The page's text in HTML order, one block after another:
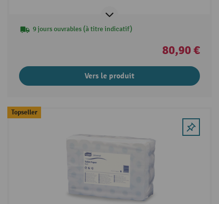
9 jours ouvrables (à titre indicatif)
80,90 €
Vers le produit
Topseller